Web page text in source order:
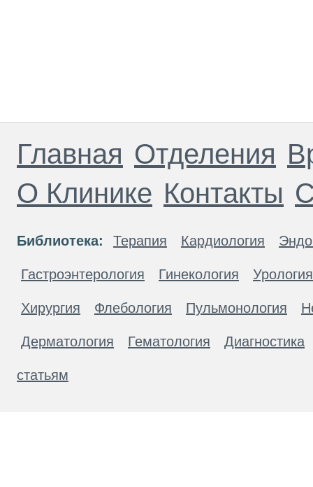
Главная Отделения
О Клинике Контакты
Библиотека: Терапия Кардиология
Гастроэнтерология Гинекология Урология
Хирургия Флебология Пульмонология
Дерматология Гематология Диагностика
статьям